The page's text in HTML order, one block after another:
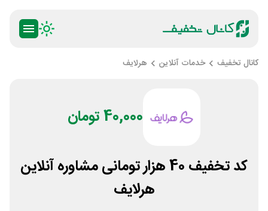
کانال تخفیف خدمات آنلاین هرلایف
40,000 تومان
کد تخفیف 40 هزار تومانی مشاوره آنلاین
هرلایف